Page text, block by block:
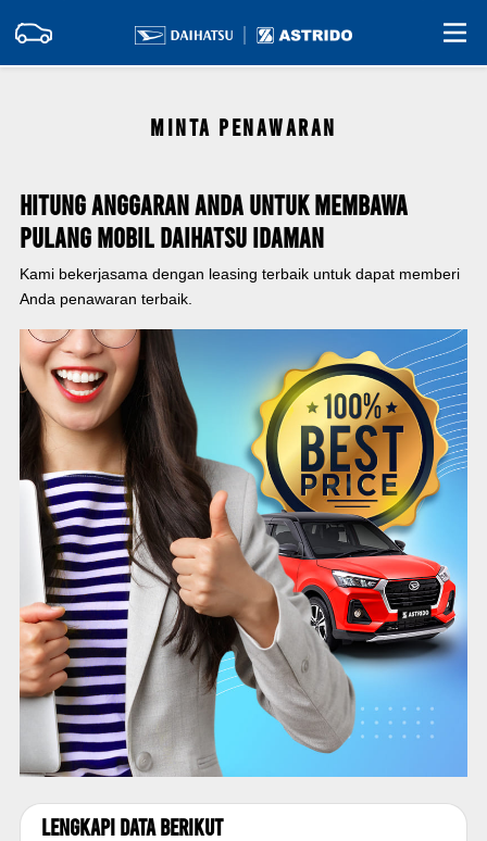
MINTA PENAWARAN
Hitung Anggaran Anda Untuk Membawa
Pulang Mobil Daihatsu Idaman
Kami bekerjasama dengan leasing terbaik untuk dapat memberi
Anda penawaran terbaik.
Lengkapi Data Berikut